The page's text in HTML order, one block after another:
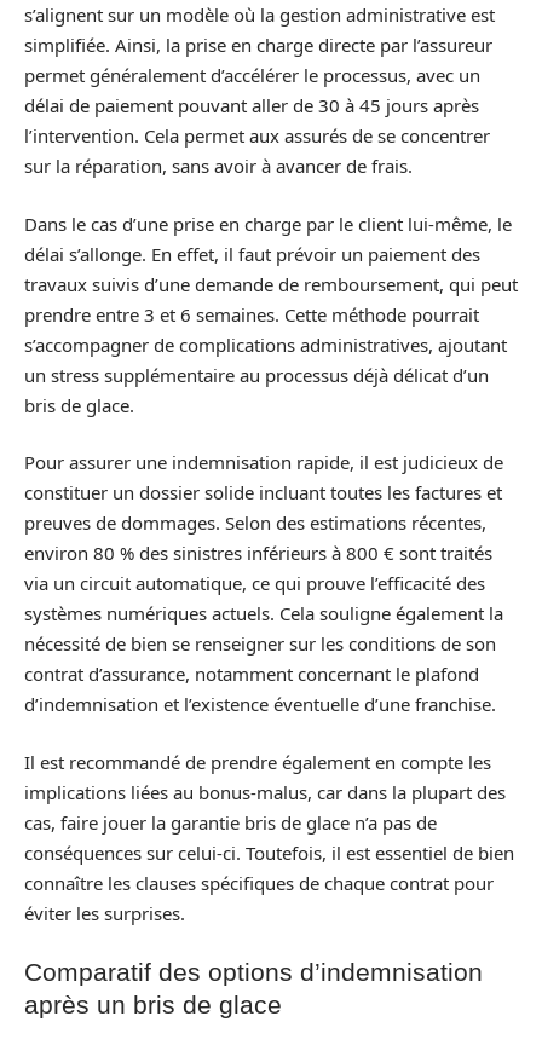
s’alignent sur un modèle où la gestion administrative est
simplifiée. Ainsi, la prise en charge directe par l’assureur
permet généralement d’accélérer le processus, avec un
délai de paiement pouvant aller de 30 à 45 jours après
l’intervention. Cela permet aux assurés de se concentrer
sur la réparation, sans avoir à avancer de frais.
Dans le cas d’une prise en charge par le client lui-même, le
délai s’allonge. En effet, il faut prévoir un paiement des
travaux suivis d’une demande de remboursement, qui peut
prendre entre 3 et 6 semaines. Cette méthode pourrait
s’accompagner de complications administratives, ajoutant
un stress supplémentaire au processus déjà délicat d’un
bris de glace.
Pour assurer une indemnisation rapide, il est judicieux de
constituer un dossier solide incluant toutes les factures et
preuves de dommages. Selon des estimations récentes,
environ 80 % des sinistres inférieurs à 800 € sont traités
via un circuit automatique, ce qui prouve l’efficacité des
systèmes numériques actuels. Cela souligne également la
nécessité de bien se renseigner sur les conditions de son
contrat d’assurance, notamment concernant le plafond
d’indemnisation et l’existence éventuelle d’une franchise.
Il est recommandé de prendre également en compte les
implications liées au bonus-malus, car dans la plupart des
cas, faire jouer la garantie bris de glace n’a pas de
conséquences sur celui-ci. Toutefois, il est essentiel de bien
connaître les clauses spécifiques de chaque contrat pour
éviter les surprises.
Comparatif des options d’indemnisation
après un bris de glace